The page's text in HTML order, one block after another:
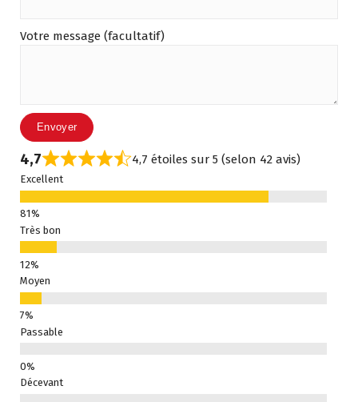
Votre message (facultatif)
4,7 4,7 étoiles sur 5 (selon 42 avis)
Excellent
Très bon
Moyen
Passable
Décevant